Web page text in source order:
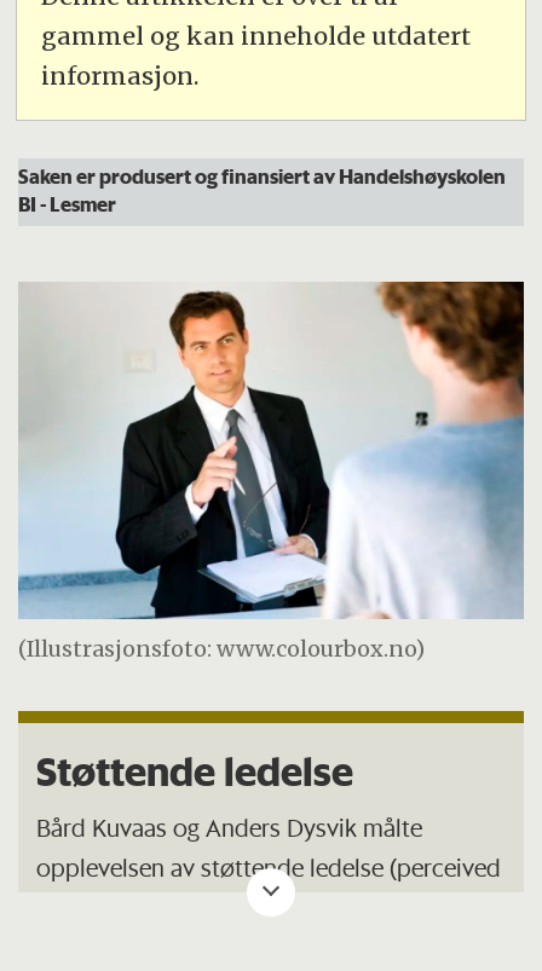
gammel og kan inneholde utdatert
informasjon.
Saken er produsert og finansiert av Handelshøyskolen
BI -Lesmer
(Illustrasjonsfoto: www.colourbox.no)
Støttende ledelse
Bård Kuvaas og Anders Dysvik målte
opplevelsen av støttende ledelse (perceived
supervisor support) ved hjelp av følgende